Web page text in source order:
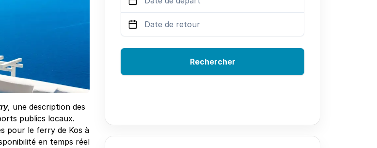
, une description des
publics locaux.
pour le ferry de Kos à
en temps réel
Rechercher